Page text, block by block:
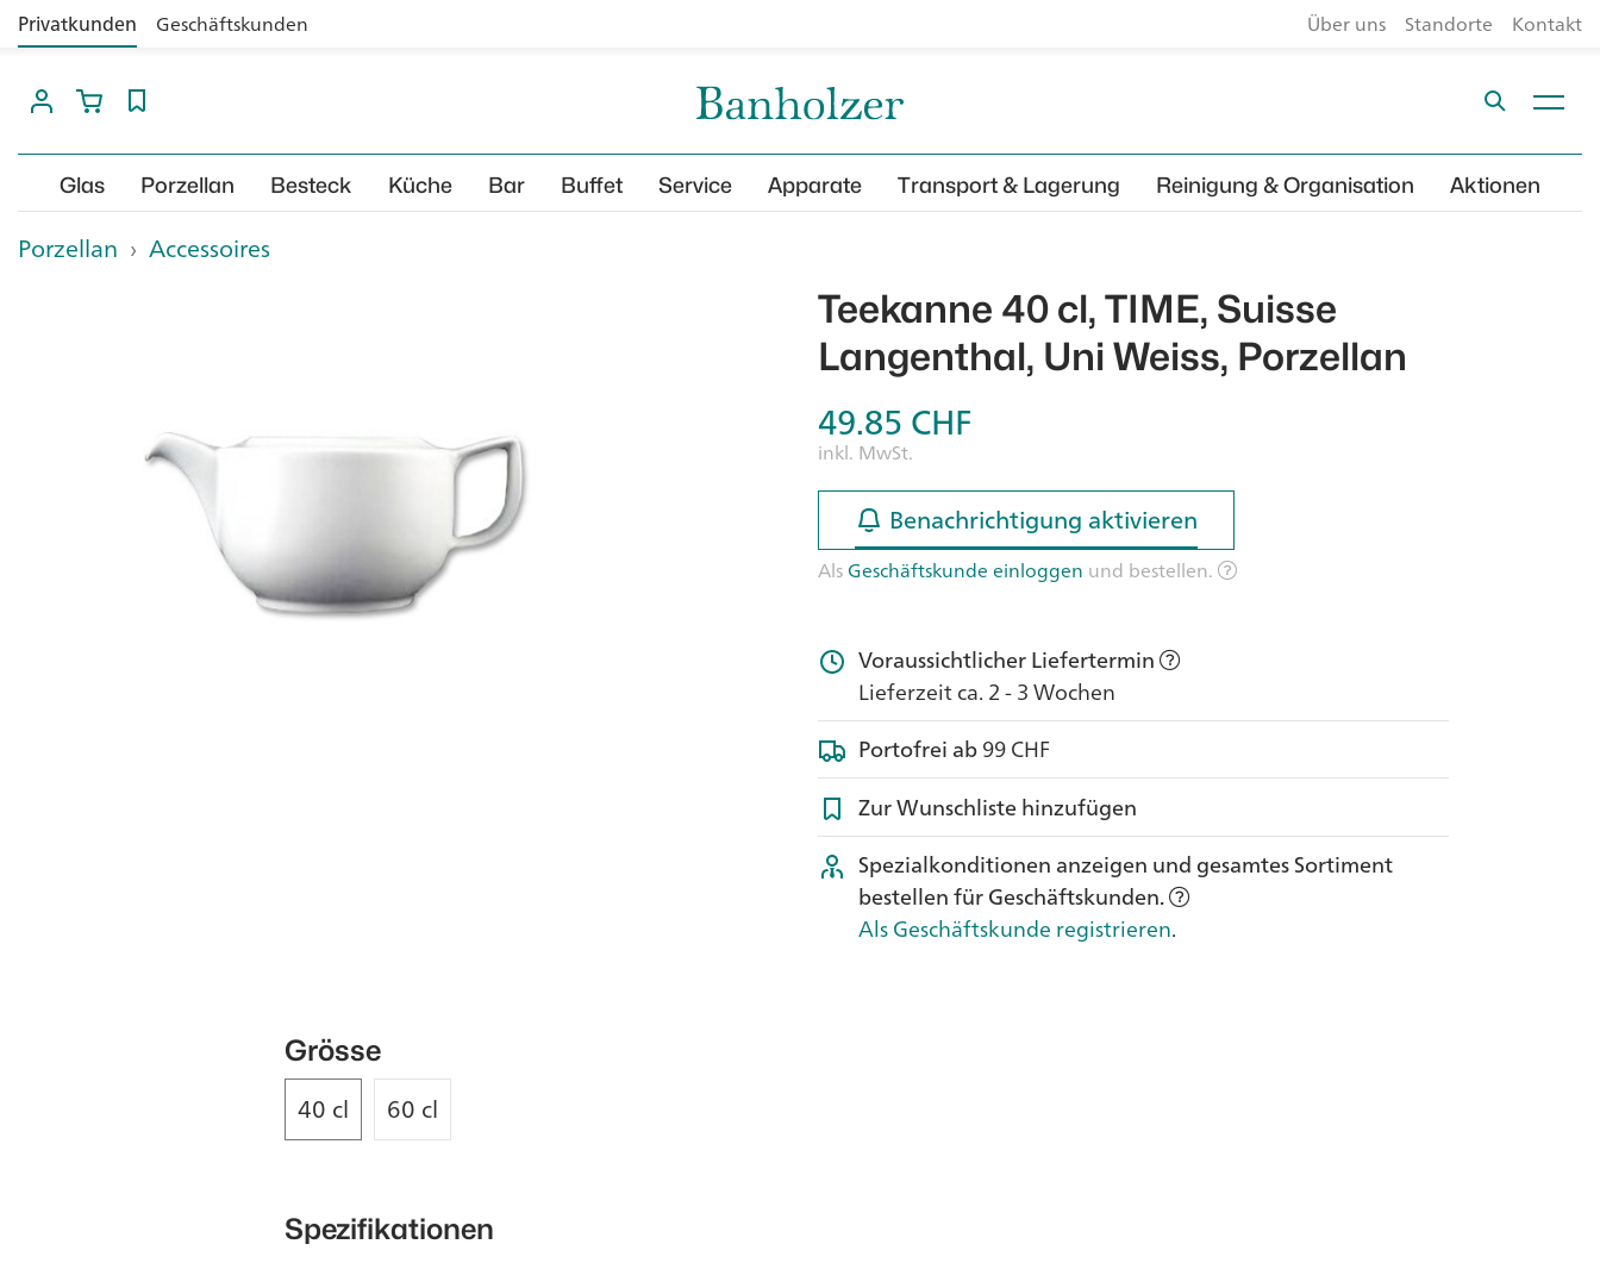
Privatkunden Geschäftskunden Über uns Standorte Kontakt
Glas Porzellan Besteck Küche Bar Buffet Service Apparate Transport & Lagerung Reinigung & Organisation Aktionen
Porzellan › Accessoires
Teekanne 40 cl, TIME, Suisse
Langenthal, Uni Weiss, Porzellan
49.85CHF
inkl. MwSt.
Benachrichtigung aktivieren
Benachrichtigung aktivieren
AlsGeschäftskunde einloggen und bestellen.
Voraussichtlicher Liefertermin
Lieferzeit ca. 2 - 3 Wochen
Portofrei ab99 CHF
Zur Wunschliste hinzufügen
Spezialkonditionen anzeigen und gesamtes Sortiment
bestellen für Geschäftskunden.
Als Geschäftskunde registrieren.
Grösse
40 cl 60 cl
Spezifikationen